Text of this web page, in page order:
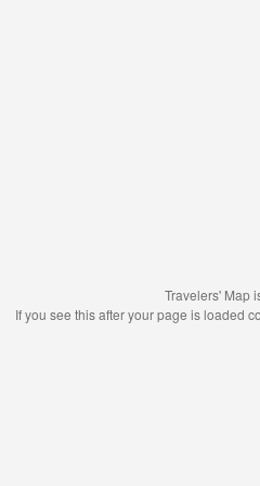
Travelers' Map
If you see this after your page is loaded